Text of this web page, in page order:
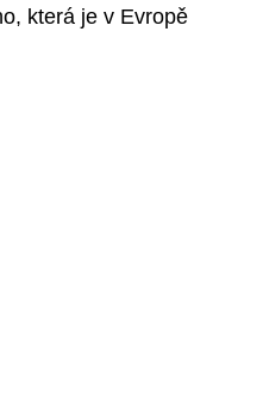
která je v Evropě